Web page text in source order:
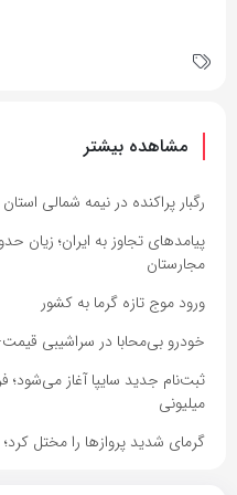
مشاهده بیشتر
رگبار پراکنده در نیمه شمالی
مجارستان
ورود موج تازه گرما به کشور
خودرو بی‌محابا در سراشیبی
میلیونی
گرمای شدید پروازها را مختل